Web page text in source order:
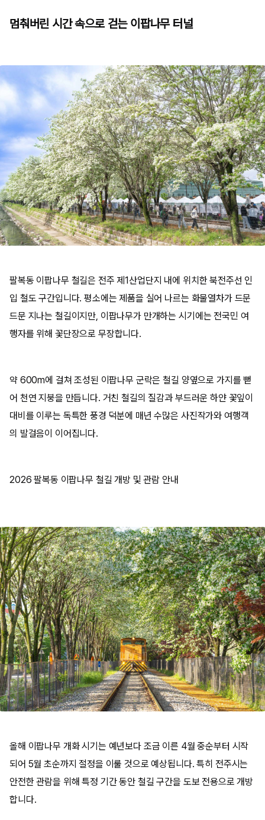
멈춰버린 시간 속으로 걷는 이팝나무 터널
팔복동 이팝나무 철길은 전주 제1산업단지 내에 위치한 북전주선 인
입 철도 구간입니다. 평소에는 제품을 실어 나르는 화물열차가 드문
드문 지나는 철길이지만, 이팝나무가 만개하는 시기에는 전국민 여
행자를 위해 꽃단장으로 무장합니다.
약 600m에 걸쳐 조성된 이팝나무 군락은 철길 양옆으로 가지를 뻗
어 천연 지붕을 만듭니다. 거친 철길의 질감과 부드러운 하얀 꽃잎이
대비를 이루는 독특한 풍경 덕분에 매년 수많은 사진작가와 여행객
의 발걸음이 이어집니다.
2026 팔복동 이팝나무 철길 개방 및 관람 안내
올해 이팝나무 개화 시기는 예년보다 조금 이른 4월 중순부터 시작
되어 5월 초순까지 절정을 이룰 것으로 예상됩니다. 특히 전주시는
안전한 관람을 위해 특정 기간 동안 철길 구간을 도보 전용으로 개방
합니다.